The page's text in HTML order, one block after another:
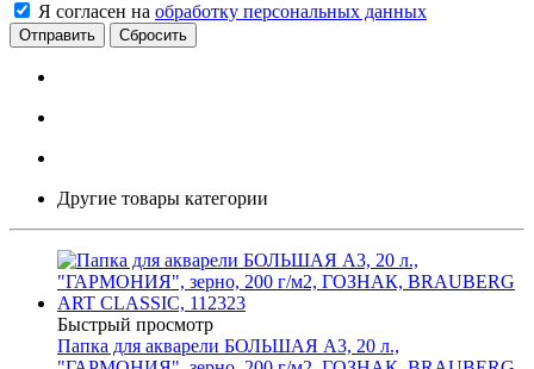
Я согласен на обработку персональных данных
Сбросить
Другие товары категории
Быстрый просмотр
Папка для акварели БОЛЬШАЯ А3, 20 л.,